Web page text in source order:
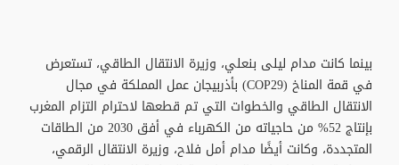
بينما كانت مدام ليلى بنعلي، وزيرة الانتقال الطاقي، تستعرض
في قمة المناخ (COP29) بأذربيجان عمل المملكة في مجال
الانتقال الطاقي والخطوات التي تم قطعها لاحترام التزام المغرب
بإنتاج 52% من حاجياته من الكهرباء في أفق 2030 من الطاقات
المتجددة، وكانت أيضًا مدام أمل فلاح، وزيرة الانتقال الرقمي،